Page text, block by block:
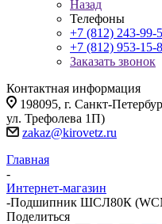
Назад
Телефоны
+7 (812) 243-99-
+7 (812) 953-15-
Заказать звонок
Контактная информация
198095, г. Санкт-
ул. Трефолева 1П)
zakaz@kirovetz.ru
Главная
-
Интернет-магазин
-Подшипник ШСЛ80К
Поделиться